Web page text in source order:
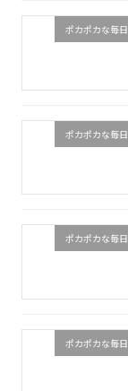
ポカポカな毎日
ポカポカな毎日
ポカポカな毎日
ポカポカな毎日